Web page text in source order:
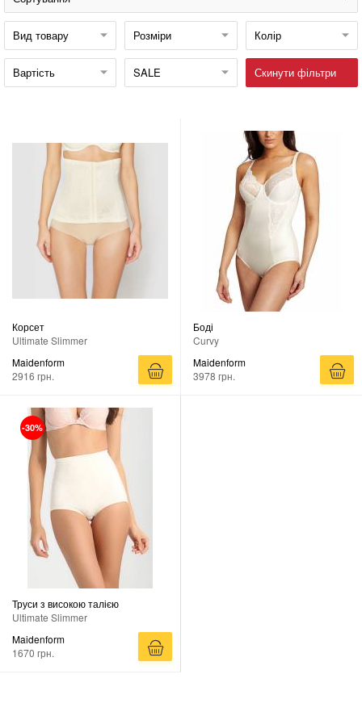
Вид товару Розміри Колір
Вартість SALE Скинути фільтри
Корсет
Ultimate Slimmer
Maidenform
2916 грн.
Боді
Curvy
Maidenform
3978 грн.
-30%
Труси з високою талією
Ultimate Slimmer
Maidenform
1670 грн.